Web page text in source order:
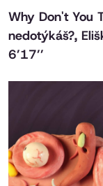
Why Don't You
nedotýkáš?,
6’17’’